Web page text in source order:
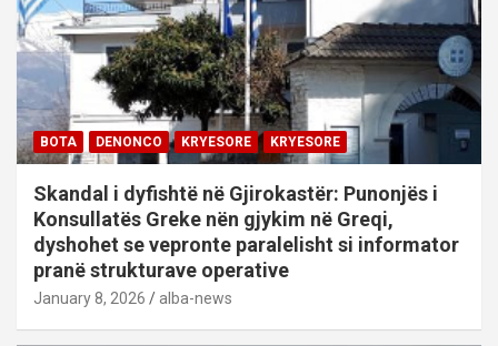
BOTA DENONCO KRYESORE KRYESORE
Skandal i dyfishtë në Gjirokastër: Punonjës i
Konsullatës Greke nën gjykim në Greqi,
dyshohet se vepronte paralelisht si informator
pranë strukturave operative
January 8, 2026 alba-news